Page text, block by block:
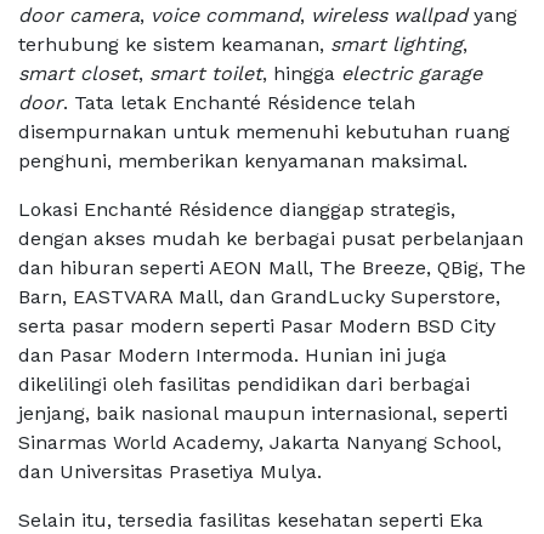
door camera, voice command, wireless wallpadyang
terhubung ke sistem keamanan, smart lighting,
smart closet, smart toilet, hingga electric garage
door. Tata letak Enchanté Résidence telah
disempurnakan untuk memenuhi kebutuhan ruang
penghuni, memberikan kenyamanan maksimal.
Lokasi Enchanté Résidence dianggap strategis,
dengan akses mudah ke berbagai pusat perbelanjaan
dan hiburan seperti AEON Mall, The Breeze, QBig, The
Barn, EASTVARA Mall, dan GrandLucky Superstore,
serta pasar modern seperti Pasar Modern BSD City
dan Pasar Modern Intermoda. Hunian ini juga
dikelilingi oleh fasilitas pendidikan dari berbagai
jenjang, baik nasional maupun internasional, seperti
Sinarmas World Academy, Jakarta Nanyang School,
dan Universitas Prasetiya Mulya.
Selain itu, tersedia fasilitas kesehatan seperti Eka